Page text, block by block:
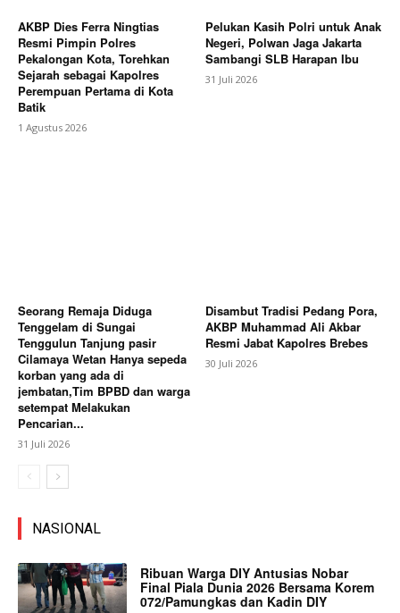
AKBP Dies Ferra Ningtias
Resmi Pimpin Polres
Pekalongan Kota, Torehkan
Sejarah sebagai Kapolres
Perempuan Pertama di Kota
Batik
1 Agustus 2026
Pelukan Kasih Polri untuk Anak
Negeri, Polwan Jaga Jakarta
Sambangi SLB Harapan Ibu
31 Juli 2026
Seorang Remaja Diduga
Tenggelam di Sungai
Tenggulun Tanjung pasir
Cilamaya Wetan Hanya sepeda
korban yang ada di
jembatan,Tim BPBD dan warga
setempat Melakukan
Pencarian...
31 Juli 2026
Disambut Tradisi Pedang Pora,
AKBP Muhammad Ali Akbar
Resmi Jabat Kapolres Brebes
30 Juli 2026
NASIONAL
Ribuan Warga DIY Antusias Nobar
Final Piala Dunia 2026 Bersama Korem
072/Pamungkas dan Kadin DIY